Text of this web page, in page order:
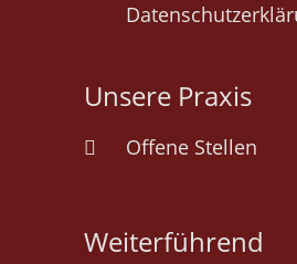
Unsere Praxis
 Offene Stellen
Weiterführend